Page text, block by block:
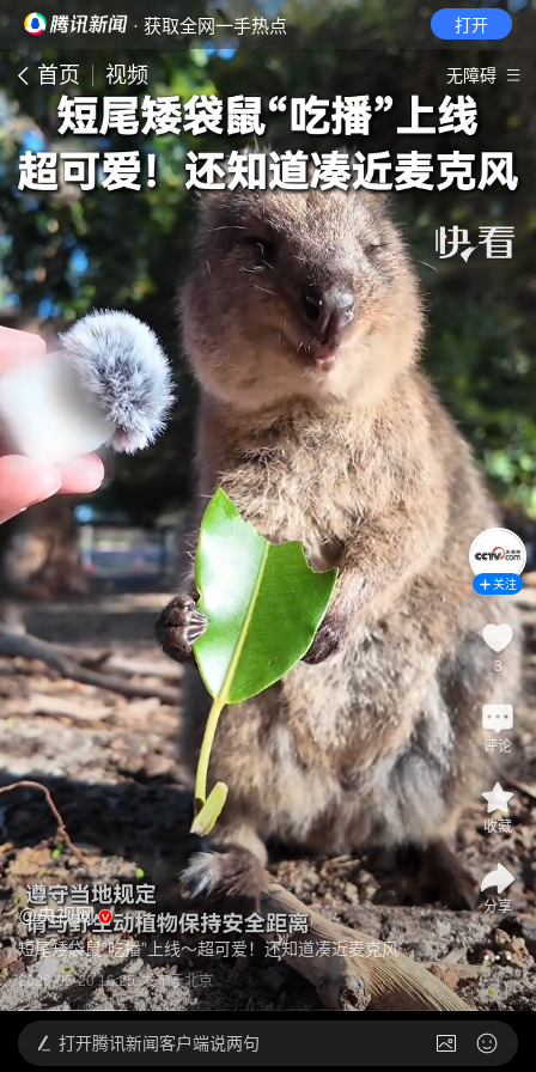
· 获取全网一手热点 打开
首页 视频 无障碍
@央视网
短尾矮袋鼠“吃播”上线～超可爱！还知道凑近麦克风
2026-05-20 16:25 发布于北京
关注
3
评论
收藏
分享
打开腾讯新闻客户端说两句